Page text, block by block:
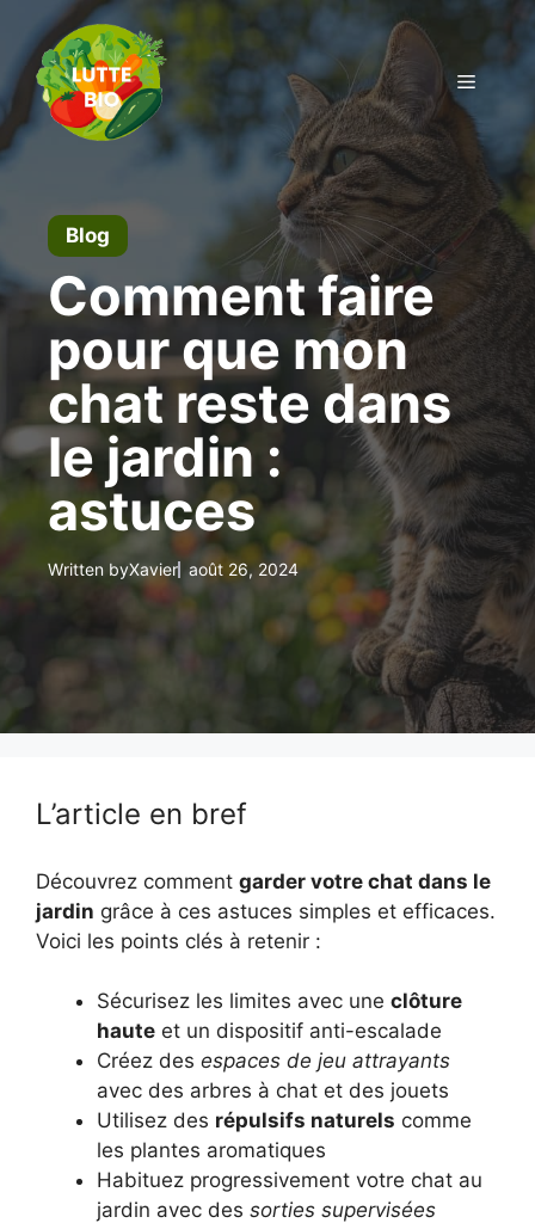
contenu
Menu
Blog
Comment faire
pour que mon
chat reste dans
le jardin :
astuces
Written byXavier août 26, 2024
L’article en bref
Découvrez comment garder votre chat dans le
jardin grâce à ces astuces simples et efficaces.
Voici les points clés à retenir :
Sécurisez les limites avec une clôture
haute et un dispositif anti-escalade
Créez des espaces de jeu attrayants
avec des arbres à chat et des jouets
Utilisez des répulsifs naturels comme
les plantes aromatiques
Habituez progressivement votre chat au
jardin avec des sorties supervisées